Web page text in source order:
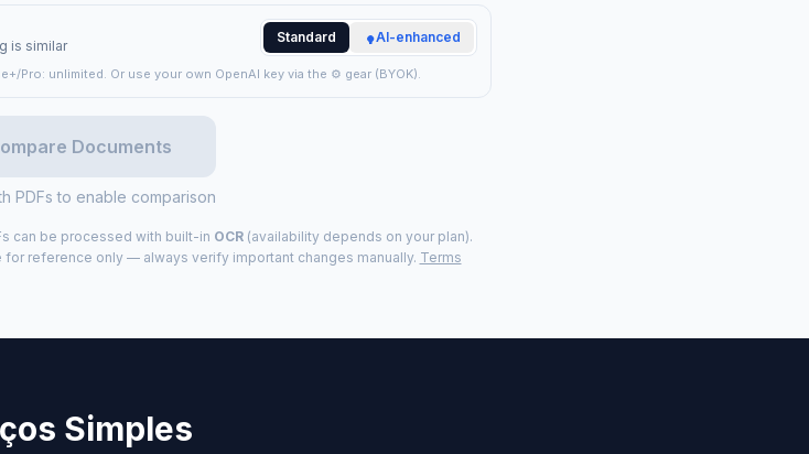
is similar
Standard AI-enhanced
Pro: unlimited. Or use your own OpenAI key via the ⚙ gear (BYOK).
Documents
PDFs to enable comparison
can be processed with built-in OCR(availability depends on your plan).
reference only — always verify important changes manually. Terms
Simples